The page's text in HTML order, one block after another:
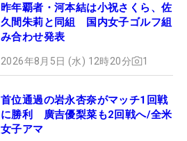
昨年覇者・河本結は小祝さくら、佐
久間朱莉と同組 国内女子ゴルフ組
み合わせ発表
2026年8月5日 (水) 12時20分 1
首位通過の岩永杏奈がマッチ1回戦
に勝利 廣吉優梨菜も2回戦へ/全米
女子アマ